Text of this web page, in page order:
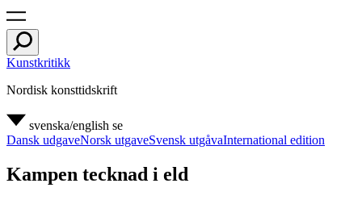
Kunstkritikk
Nordisk konsttidskrift
svenska/english se
Dansk udgaveNorsk utgaveSvensk utgåvaInternational edition
Kampen tecknad i eld